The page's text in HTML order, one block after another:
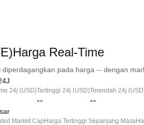
Real-Time
diperdagangkan pada harga -- dengan
24j (USD)Tertinggi 24j (USD)
--
Terendah 24j
--
Market Cap Harga Tertinggi Sepanjang Masa